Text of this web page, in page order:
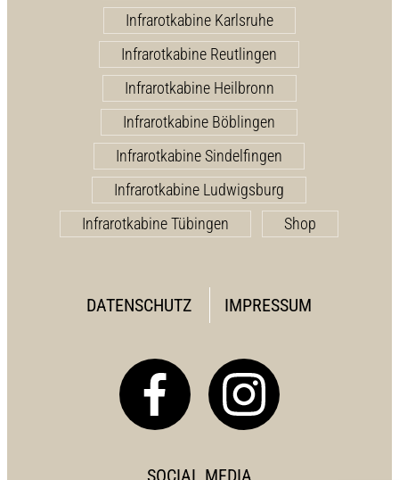
DATENSCHUTZ IMPRESSUM
Infrarotkabine Karlsruhe
Infrarotkabine Reutlingen
Infrarotkabine Heilbronn
Infrarotkabine Böblingen
Infrarotkabine Sindelfingen
Infrarotkabine Ludwigsburg
Infrarotkabine Tübingen
Shop